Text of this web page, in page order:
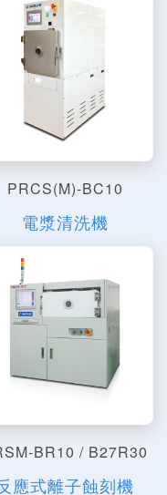
PRCS(M)-BC10
電漿清洗機
BR10 / B27R30
應式離子蝕刻機